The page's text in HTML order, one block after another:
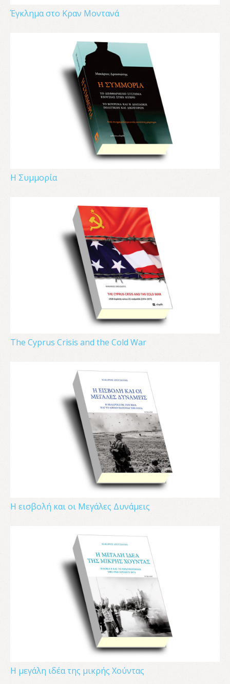
Έγκλημα στο Κραν Μοντανά
Η Συμμορία
The Cyprus Crisis and the Cold War
Η εισβολή και οι Μεγάλες Δυνάμεις
Η μεγάλη ιδέα της μικρής Χούντας